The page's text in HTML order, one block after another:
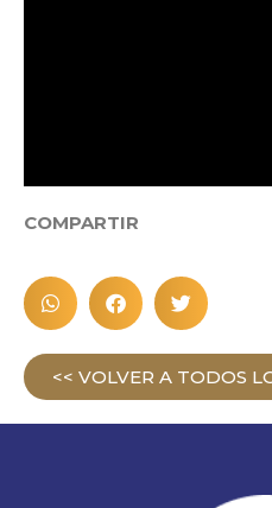
COMPARTIR
<< VOLVER A TODOS